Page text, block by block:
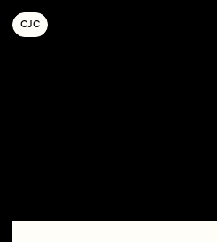
COLLECTIF
JEUNE
C INÉMA